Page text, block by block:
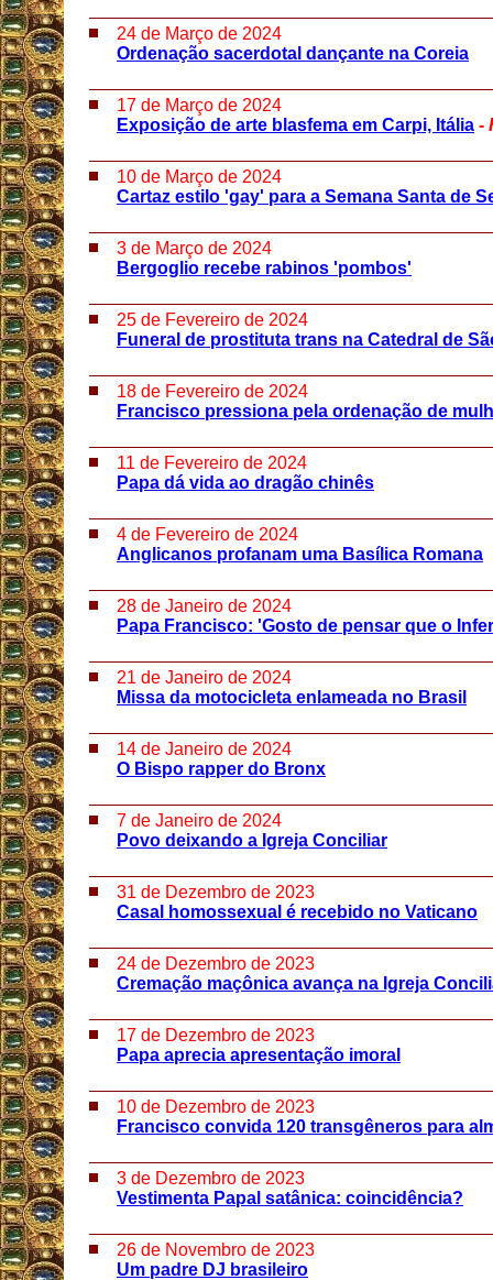
24 de Março de 2024
Ordenação sacerdotal dançante na Coreia
17 de Março de 2024
Exposição de arte blasfema em Carpi, Itália -
10 de Março de 2024
Cartaz estilo 'gay' para a Semana Santa de
3 de Março de 2024
Bergoglio recebe rabinos 'pombos'
25 de Fevereiro de 2024
Funeral de prostituta trans na Catedral de
18 de Fevereiro de 2024
Francisco pressiona pela ordenação de
11 de Fevereiro de 2024
Papa dá vida ao dragão chinês
4 de Fevereiro de 2024
Anglicanos profanam uma Basílica Romana
28 de Janeiro de 2024
Papa Francisco: 'Gosto de pensar que o
21 de Janeiro de 2024
Missa da motocicleta enlameada no Brasil
14 de Janeiro de 2024
O Bispo rapper do Bronx
7 de Janeiro de 2024
Povo deixando a Igreja Conciliar
31 de Dezembro de 2023
Casal homossexual é recebido no Vaticano
24 de Dezembro de 2023
Cremação maçônica avança na Igreja
17 de Dezembro de 2023
Papa aprecia apresentação imoral
10 de Dezembro de 2023
Francisco convida 120 transgêneros para
3 de Dezembro de 2023
Vestimenta Papal satânica: coincidência?
26 de Novembro de 2023
Um padre DJ brasileiro